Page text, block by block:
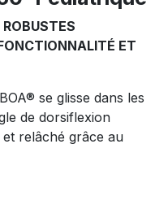
ET
se glisse dans les
de dorsiflexion
relâché grâce au